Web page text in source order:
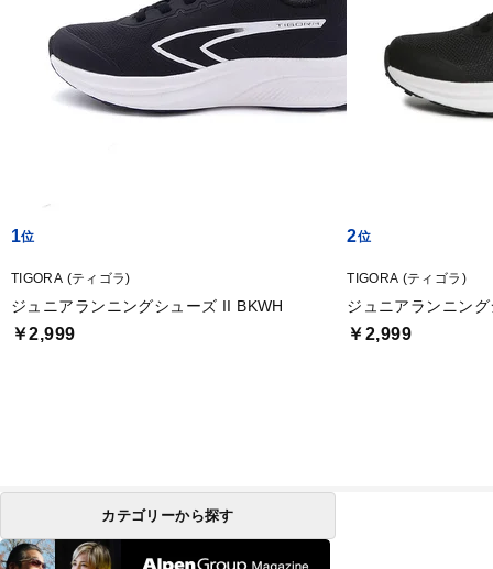
1
TIGORA (ティゴラ)
ジュニアランニングシューズ II BKWH
￥2,999
2
TIGORA (ティゴラ)
ジュニアランニン
￥2,999
カテゴリーから探す